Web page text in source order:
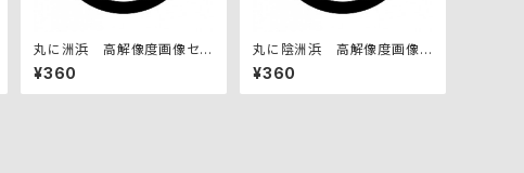
丸に洲浜 高解像度画像セッ
ト
¥360
丸に陰洲浜 高解像度画像セ
ット
¥360